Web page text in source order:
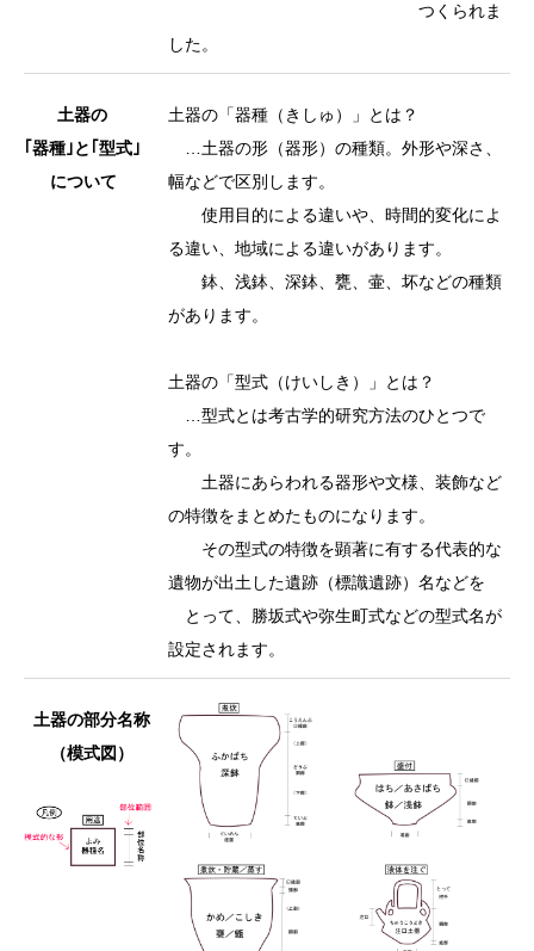
つくられま
した。
土器の
｢器種｣と｢型式｣
について
土器の「器種（きしゅ）」とは？
…土器の形（器形）の種類。外形や深さ、
幅などで区別します。
使用目的による違いや、時間的変化によ
る違い、地域による違いがあります。
鉢、浅鉢、深鉢、甕、壷、坏などの種類
があります。
土器の「型式（けいしき）」とは？
…型式とは考古学的研究方法のひとつで
す。
土器にあらわれる器形や文様、装飾など
の特徴をまとめたものになります。
その型式の特徴を顕著に有する代表的な
遺物が出土した遺跡（標識遺跡）名などを
とって、勝坂式や弥生町式などの型式名が
設定されます。
土器の部分名称
（模式図）